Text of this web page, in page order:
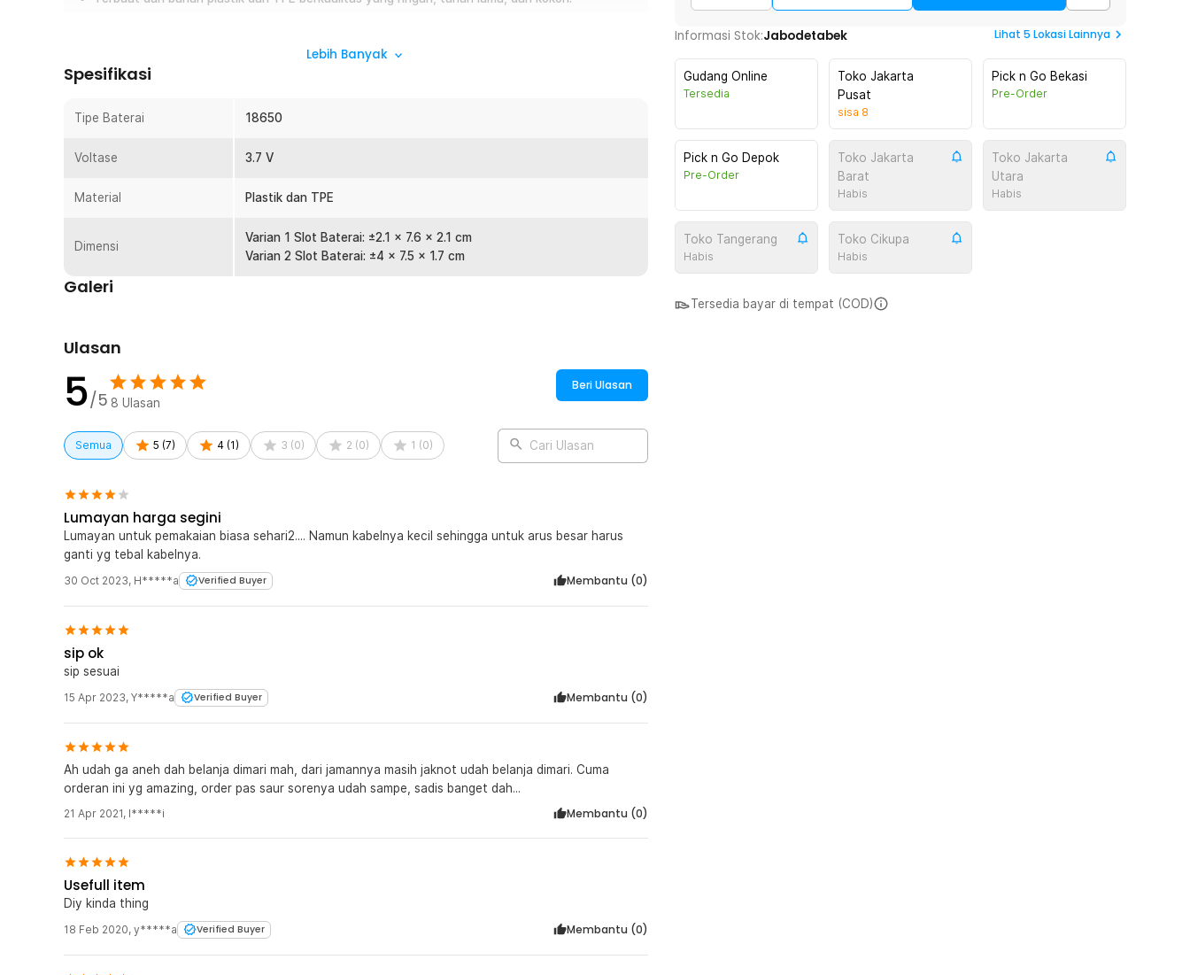
Produk ini merupakan tempat pengisian daya baterai tanpa tutup yang berguna bagi Anda yang ingin
merakit sebuah sistem menggunakan pengisi daya baterai 18650. Terbuat dari bahan berkualitas yang
Produk ini dirancang untuk Anda yang suka membuat peralatan elektronik sendiri (DIY). Cell
Khusus Baterai 18650
seperti rokok elektrik, senter, dan peralatan elektronik lainnya. Dengan slot yang pas untuk
Desain Tanpa Tutup
Anda dapat dengan mudah mengganti atau menambah baterai, menjadikannya pilihan yang
sangat baik untuk perakitan perangkat elektronik pribadi Anda.
Terbuat dari bahan plastik dan TPE berkualitas, charger ini tidak hanya ringan, tetapi juga tahan
lama dan kokoh. Bahan ini memastikan charger dapat bertahan lama meskipun digunakan untuk
Kelengkapan Produk
Rincian yang Anda dapatkan untuk pembelian produk ini:
1 x YIENLAO DIY Cell Charger Baterai 18650 Without Lid - BC-001/2
Lebih Banyak
Spesifikasi
Tipe Baterai 18650
Voltase 3.7 V
Material Plastik dan TPE
Dimensi
Varian 1 Slot Baterai: ±2.1 x 7.6 x 2.1 cm
Varian 2 Slot Baterai: ±4 x 7.5 x 1.7 cm
Galeri
Ulasan
5/5 8 Ulasan
Beri Ulasan
Semua 5 (7) 4 (1) 3 (0) 2 (0) 1 (0) Cari Ulasan
Lumayan harga segini
Lumayan untuk pemakaian biasa sehari2.... Namun kabelnya kecil sehingga untuk arus besar harus
ganti yg tebal kabelnya.
30 Oct 2023, H*****a Verified Buyer Membantu (0)
sip ok
sip sesuai
15 Apr 2023, Y*****a Verified Buyer Membantu (0)
Ah udah ga aneh dah belanja dimari mah, dari jamannya masih jaknot udah belanja dimari. Cuma
orderan ini yg amazing, order pas saur sorenya udah sampe, sadis banget dah...
21 Apr 2021, I*****i Membantu (0)
Usefull item
Diy kinda thing
18 Feb 2020, y*****a Verified Buyer Membantu (0)
Informasi Stok:Jabodetabek Lihat 5 Lokasi Lainnya
Gudang Online
Tersedia
Toko Jakarta
Pusat
sisa 8
Pick n Go Bekasi
Pre-Order
Pick n Go Depok
Pre-Order
Toko Jakarta
Barat
Habis
Toko Jakarta
Utara
Habis
Toko Tangerang
Habis
Toko Cikupa
Habis
Tersedia bayar di tempat (COD)